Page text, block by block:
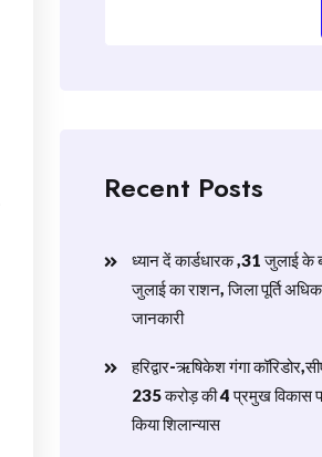
Recent Posts
ध्यान दें कार्डधारक ,31 जुलाई के
जुलाई का राशन, जिला पूर्ति
जानकारी
हरिद्वार-ऋषिकेश गंगा
235 करोड़ की 4 प्रमुख विकास
किया शिलान्यास